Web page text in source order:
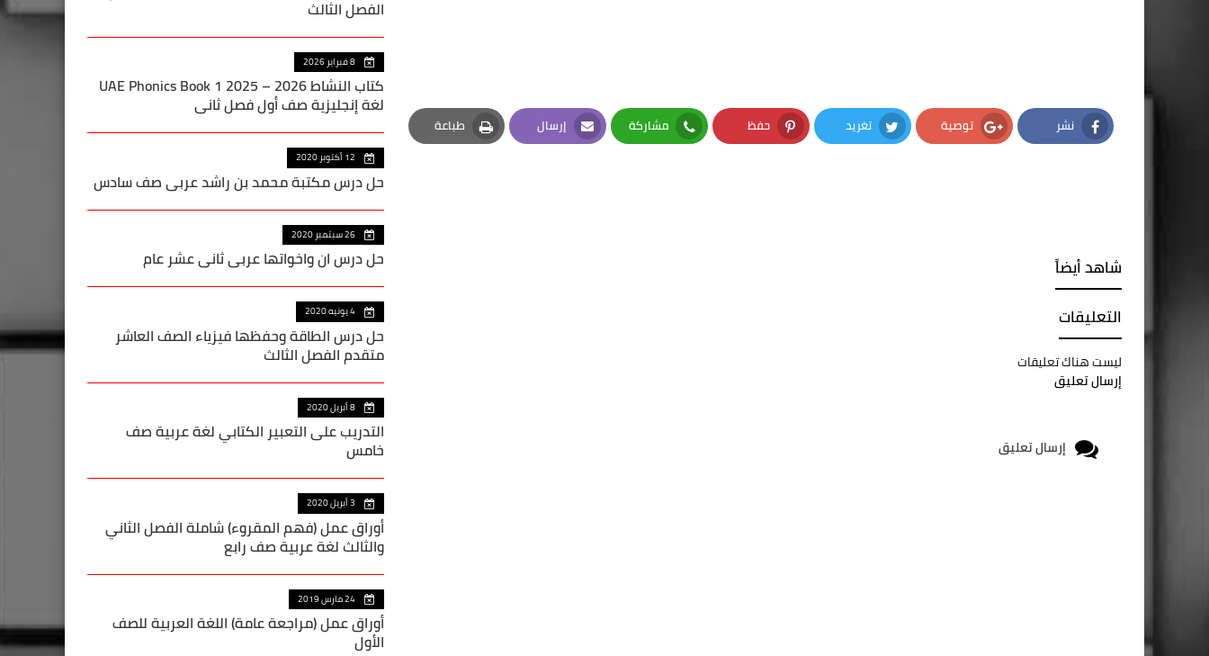
نشر
Facebook
توصية
Google Plus
تغريد
Twitter
حفظ
Pinterest
مشاركة
Whatsapp
إرسال
Email
طباعة
Print
شاهد أيضاً
التعليقات
ليست هناك تعليقات
إرسال تعليق
إرسال تعليق
الفصل الثالث
8 فبراير 2026
كتاب النشاط UAE Phonics Book 1 2025 – 2026
لغة إنجليزية صف أول فصل ثاني
12 أكتوبر 2020
حل درس مكتبة محمد بن راشد عربي صف سادس
26 سبتمبر 2020
حل درس ان واخواتها عربي ثاني عشر عام
4 يونيه 2020
حل درس الطاقة وحفظها فيزياء الصف العاشر
متقدم الفصل الثالث
8 أبريل 2020
التدريب على التعبير الكتابي لغة عربية صف
خامس
3 أبريل 2020
أوراق عمل (فهم المقروء) شاملة الفصل الثاني
والثالث لغة عربية صف رابع
24 مارس 2019
أوراق عمل (مراجعة عامة) اللغة العربية للصف
الأول